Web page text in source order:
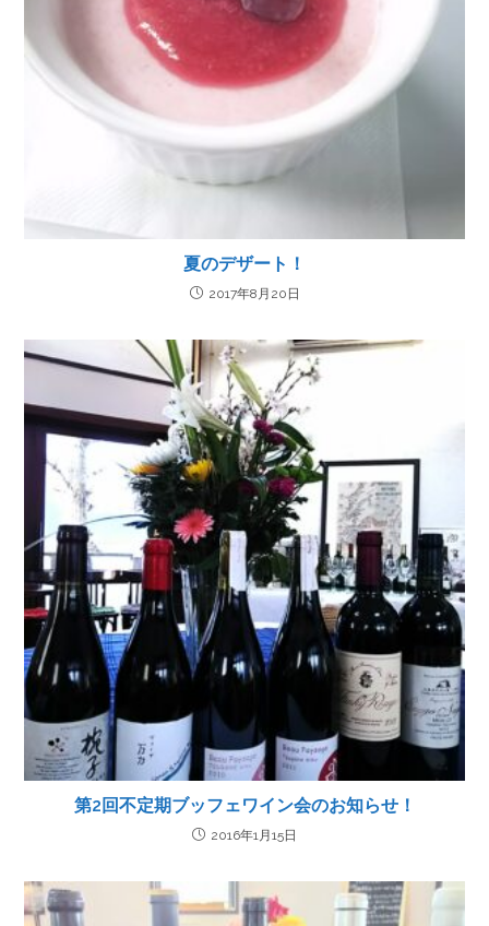
夏のデザート！
2017年8月20日
第2回不定期ブッフェワイン会のお知らせ！
2016年1月15日